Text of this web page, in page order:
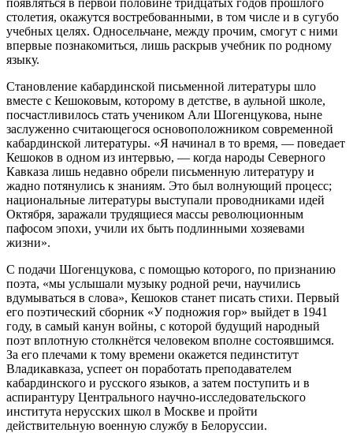
столетия, окажутся востребованными, в том числе и в сугубо
учебных целях. Односельчане, между прочим, смогут с ними
впервые познакомиться, лишь раскрыв учебник по родному
языку.
Становление кабардинской письменной литературы шло
вместе с Кешоковым, которому в детстве, в аульной школе,
посчастливилось стать учеником Али Шогенцукова, ныне
заслуженно считающегося основоположником современной
кабардинской литературы. «Я начинал в то время, — поведает
Кешоков в одном из интервью, — когда народы Северного
Кавказа лишь недавно обрели письменную литературу и
жадно потянулись к знаниям. Это был волнующий процесс;
национальные литературы выступали проводниками идей
Октября, заражали трудящиеся массы революционным
пафосом эпохи, учили их быть подлинными хозяевами
жизни».
С подачи Шогенцукова, с помощью которого, по признанию
поэта, «мы услышали музыку родной речи, научились
вдумываться в слова», Кешоков станет писать стихи. Первый
его поэтический сборник «У подножия гор» выйдет в 1941
году, в самый канун войны, с которой будущий народный
поэт вплотную столкнётся человеком вполне состоявшимся.
За его плечами к тому времени окажется пединститут
Владикавказа, успеет он поработать преподавателем
кабардинского и русского языков, а затем поступить и в
аспирантуру Центрального научно-исследовательского
института нерусских школ в Москве и пройти
действительную военную службу в Белоруссии.